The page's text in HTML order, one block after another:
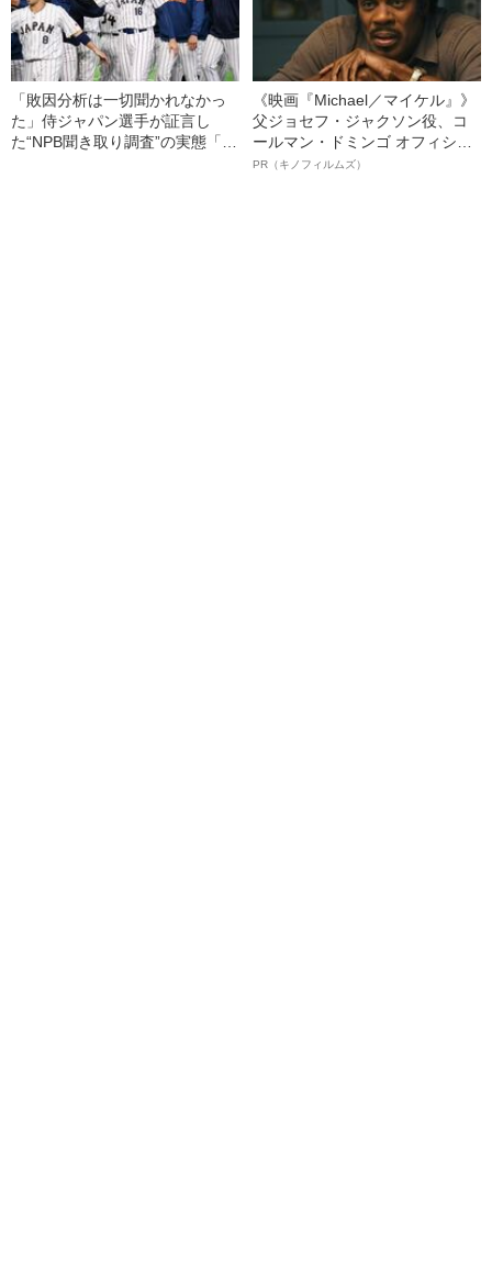
「敗因分析は一切聞かれなかっ
た」侍ジャパン選手が証言し
た“NPB聞き取り調査”の実態「選
《映画『Michael／マイケル』》
父ジョセフ・ジャクソン役、コ
ールマン・ドミンゴ オフィシャ
ルインタビュー“観客を魅了した
PR（キノフィルムズ）